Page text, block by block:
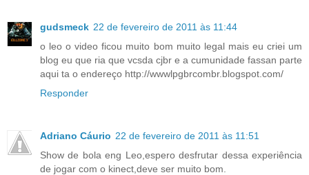
gudsmeck 22 de fevereiro de 2011 às 11:44
o leo o video ficou muito bom muito legal mais eu criei um
blog eu que ria que vcsda cjbr e a cumunidade fassan parte
aqui ta o endereço http://wwwlpgbrcombr.blogspot.com/
Responder
Adriano Cáurio 22 de fevereiro de 2011 às 11:51
Show de bola eng Leo,espero desfrutar dessa experiência
de jogar com o kinect,deve ser muito bom.